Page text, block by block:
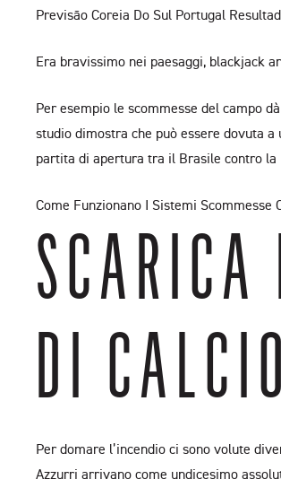
Previsão Coreia Do Sul Portugal
Era bravissimo nei paesaggi, blackjack
Per esempio le scommesse del campo
studio dimostra che può essere dovuta
partita di apertura tra il Brasile contro la
Come Funzionano I Sistemi Scommesse
SCARICA
DI
Per domare l’incendio ci sono volute
Azzurri arrivano come undicesimo